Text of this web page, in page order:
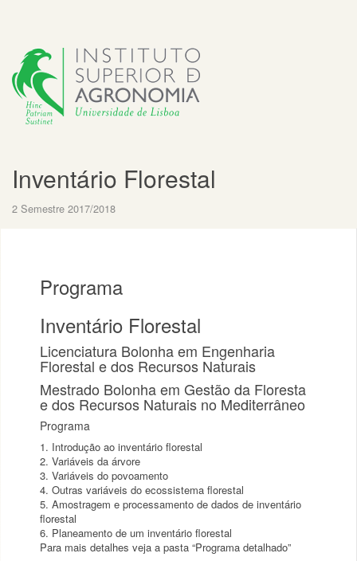
Inventário Florestal
2 Semestre 2017/2018
Programa
Inventário Florestal
Licenciatura Bolonha em Engenharia
Florestal e dos Recursos Naturais
Mestrado Bolonha em Gestão da Floresta
e dos Recursos Naturais no Mediterrâneo
Programa
1. Introdução ao inventário florestal
2. Variáveis da árvore
3. Variáveis do povoamento
4. Outras variáveis do ecossistema florestal
5. Amostragem e processamento de dados de inventário
florestal
6. Planeamento de um inventário florestal
Para mais detalhes veja a pasta “Programa detalhado”